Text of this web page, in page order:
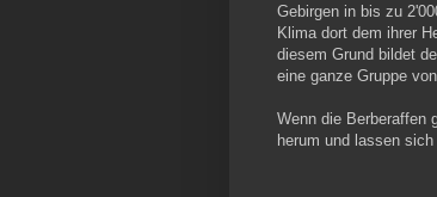
Gebirgen in bis zu
Klima dort dem ihrer
diesem Grund bildet
eine ganze Gruppe
Wenn die Berberaffen
herum und lassen sich